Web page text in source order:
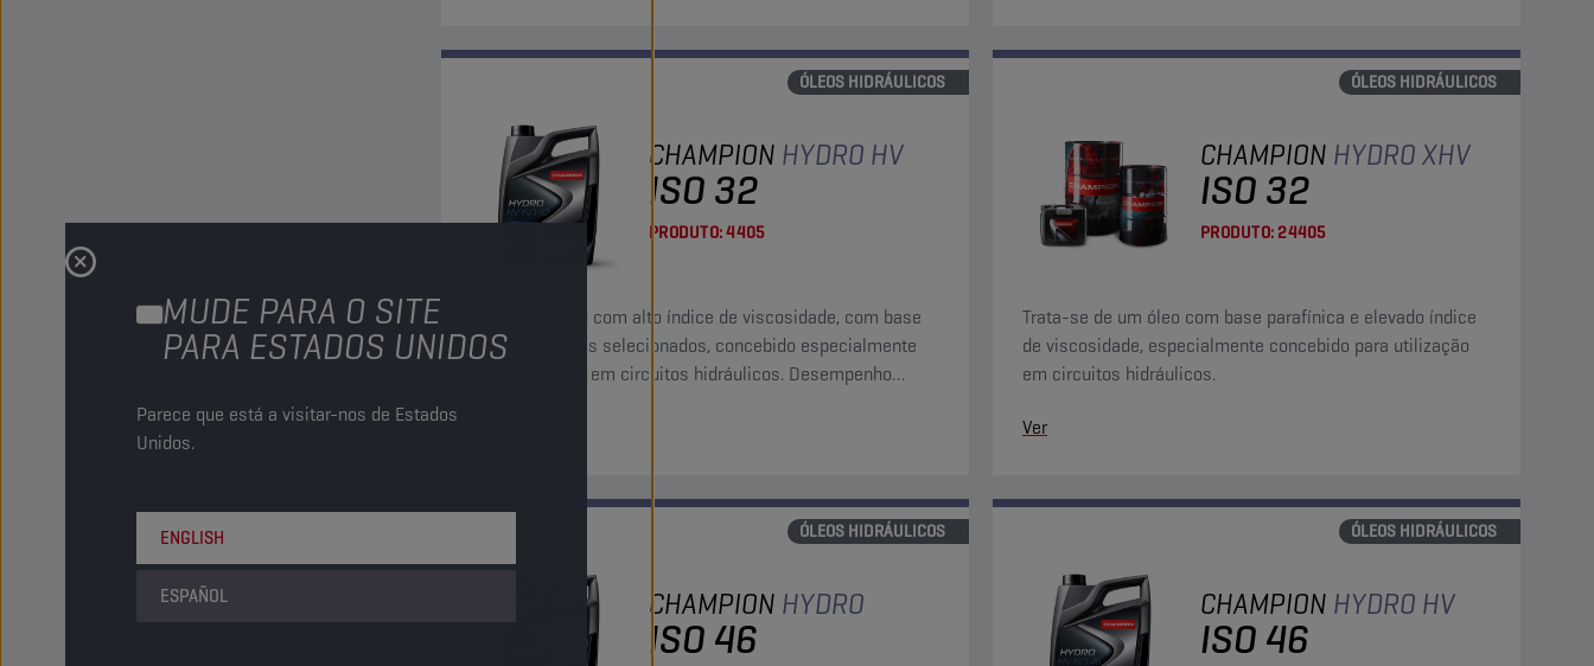
MUDE PARA O SITE
PARA ESTADOS UNIDOS
Parece que está a visitar-nos de Estados
Unidos.
ENGLISH
ESPAÑOL
ÓLEOS HIDRÁULICOS
CHAMPION HYDRO HV
ISO 32
PRODUTO:4405
Óleo parafínico com alto índice de viscosidade, com base
em ingredientes selecionados, concebido especialmente
para utilização em circuitos hidráulicos. Desempenho
ÓLEOS HIDRÁULICOS
CHAMPION HYDRO XHV
ISO 32
PRODUTO:24405
Trata-se de um óleo com base parafínica e elevado índice
de viscosidade, especialmente concebido para utilização
em circuitos hidráulicos.
Ver
ÓLEOS HIDRÁULICOS
CHAMPION HYDRO
ISO 46
ÓLEOS HIDRÁULICOS
CHAMPION HYDRO HV
ISO 46